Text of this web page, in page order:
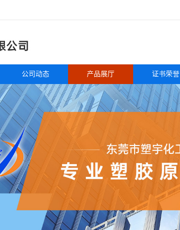
公司动态 产品展厅 证书荣誉